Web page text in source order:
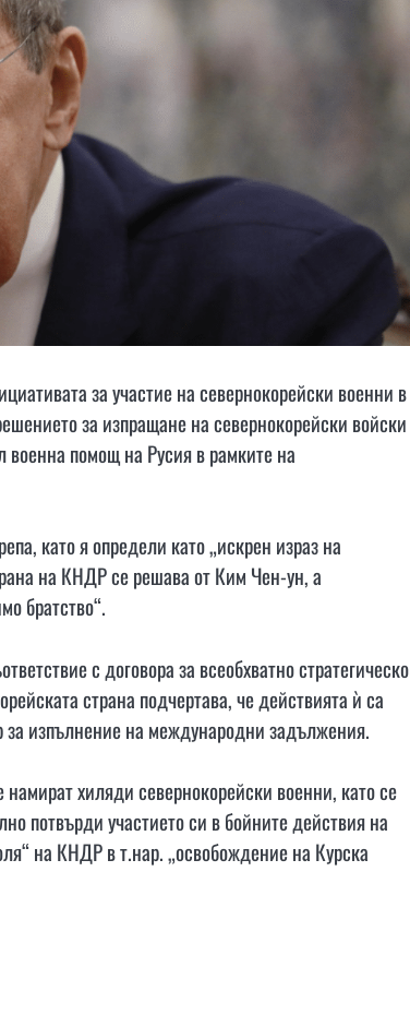
за участие на севернокорейски военни в
за изпращане на севернокорейски войски
помощ на Русия в рамките на
като я определи като „искрен израз на
на КНДР се решава от Ким Чен-ун, а
братство“.
с договора за всеобхватно стратегическо
страна подчертава, че действията ѝ са
за изпълнение на международни задължения.
хиляди севернокорейски военни, като се
потвърди участието си в бойните действия на
на КНДР в т.нар. „освобождение на Курска